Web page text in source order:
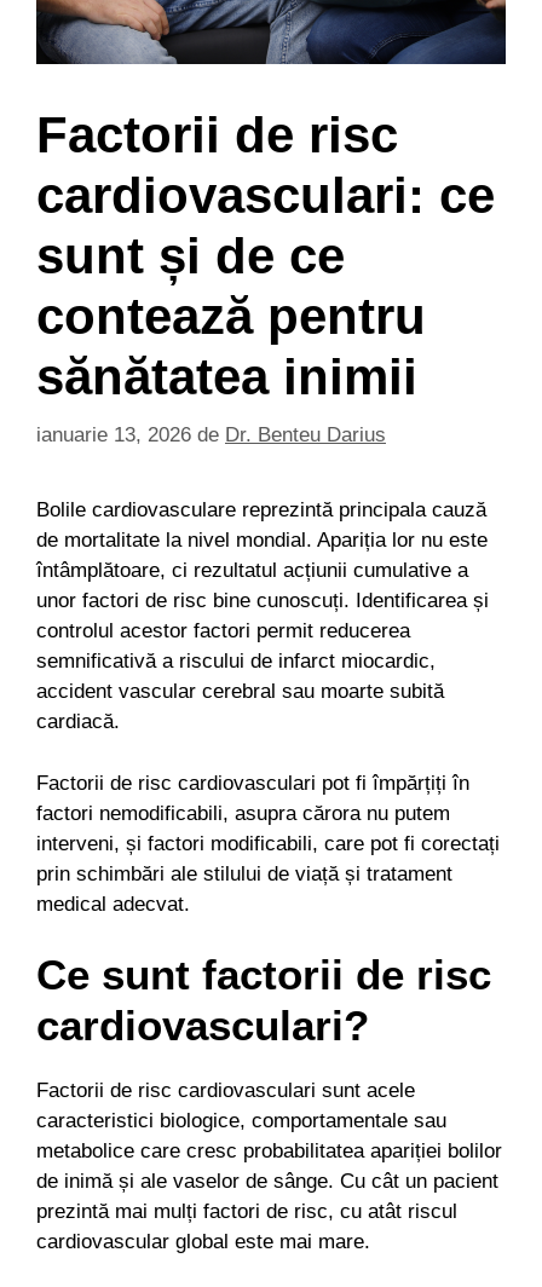
Factorii de risc
cardiovasculari: ce
sunt și de ce
contează pentru
sănătatea inimii
ianuarie 13, 2026 de Dr. Benteu Darius
Bolile cardiovasculare reprezintă principala cauză
de mortalitate la nivel mondial. Apariția lor nu este
întâmplătoare, ci rezultatul acțiunii cumulative a
unor factori de risc bine cunoscuți. Identificarea și
controlul acestor factori permit reducerea
semnificativă a riscului de infarct miocardic,
accident vascular cerebral sau moarte subită
cardiacă.
Factorii de risc cardiovasculari pot fi împărțiți în
factori nemodificabili, asupra cărora nu putem
interveni, și factori modificabili, care pot fi corectați
prin schimbări ale stilului de viață și tratament
medical adecvat.
Ce sunt factorii de risc
cardiovasculari?
Factorii de risc cardiovasculari sunt acele
caracteristici biologice, comportamentale sau
metabolice care cresc probabilitatea apariției bolilor
de inimă și ale vaselor de sânge. Cu cât un pacient
prezintă mai mulți factori de risc, cu atât riscul
cardiovascular global este mai mare.